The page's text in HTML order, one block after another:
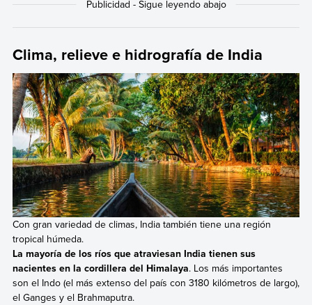
Clima, relieve e hidrografía de India
Con gran variedad de climas, India también tiene una región
tropical húmeda.
La mayoría de los ríos que atraviesan India tienen sus
nacientes en la cordillera del Himalaya. Los más importantes
son el Indo (el más extenso del país con 3180 kilómetros de largo),
el Ganges y el Brahmaputra.